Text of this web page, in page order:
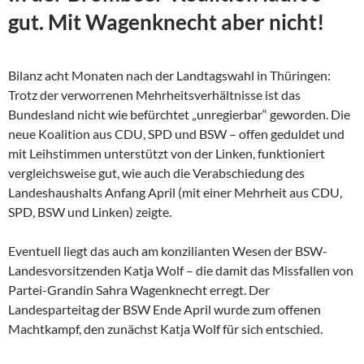
gut. Mit Wagenknecht aber nicht!
Bilanz acht Monaten nach der Landtagswahl in Thüringen:
Trotz der verworrenen Mehrheitsverhältnisse ist das
Bundesland nicht wie befürchtet „unregierbar“ geworden. Die
neue Koalition aus CDU, SPD und BSW – offen geduldet und
mit Leihstimmen unterstützt von der Linken, funktioniert
vergleichsweise gut, wie auch die Verabschiedung des
Landeshaushalts Anfang April (mit einer Mehrheit aus CDU,
SPD, BSW und Linken) zeigte.
Eventuell liegt das auch am konzilianten Wesen der BSW-
Landesvorsitzenden Katja Wolf – die damit das Missfallen von
Partei-Grandin Sahra Wagenknecht erregt. Der
Landesparteitag der BSW Ende April wurde zum offenen
Machtkampf, den zunächst Katja Wolf für sich entschied.